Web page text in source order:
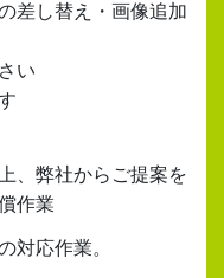
差し替え・画像追加
い
、弊社からご提案を
作業
対応作業。